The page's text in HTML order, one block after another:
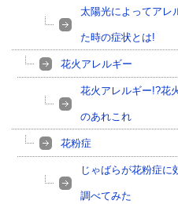
太陽光によってアレ
た時の症状とは!
花火アレルギー
花火アレルギー!?花
のあれこれ
花粉症
じゃばらが花粉症に
調べてみた